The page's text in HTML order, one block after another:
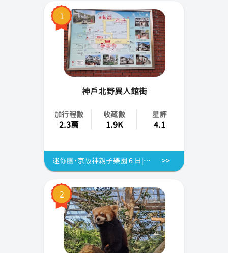
仙台
1
神戶北野異人館街
加行程數
2.3萬
收藏數
1.9K
星評
4.1
迷你團・京阪神親子樂園 6 日|神戶動物王國&環球影城&世界遺產清水寺|2~8人成行・專車不併團・不含機票
2